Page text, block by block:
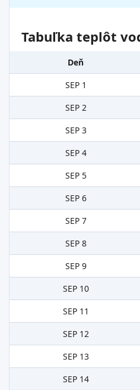
Tabuľka teplôt
Deň
SEP 1
SEP 2
SEP 3
SEP 4
SEP 5
SEP 6
SEP 7
SEP 8
SEP 9
SEP 10
SEP 11
SEP 12
SEP 13
SEP 14